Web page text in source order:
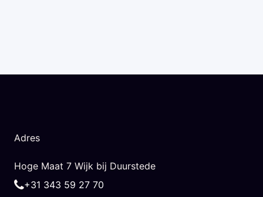
Adres
Hoge Maat 7 Wijk bij Duurstede
+31 343 59 27 70